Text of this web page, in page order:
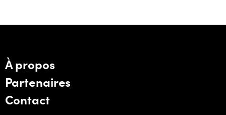
À propos
Partenaires
Contact